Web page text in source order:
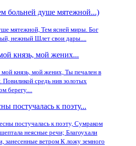
больней душе мятежной...)
мятежной, Тем ясней миры. Бог
нежный Шлет свои дары....
князь, мой жених...
князь, мой жених, Ты печален в
Повиликой средь нив золотых
берегу....
постучалась к поэту...
постучалась к поэту, Сумраком
неясные речи; Благоухали
занесенные ветром К ложу земного